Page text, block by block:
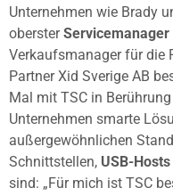
Unternehmen wie Brady
oberster
Verkaufsmanager für die
Partner Xid Sverige AB
Mal mit TSC in
Unternehmen smarte
außergewöhnlichen
Schnittstellen, USB-Hosts
sind: „Für mich ist TSC